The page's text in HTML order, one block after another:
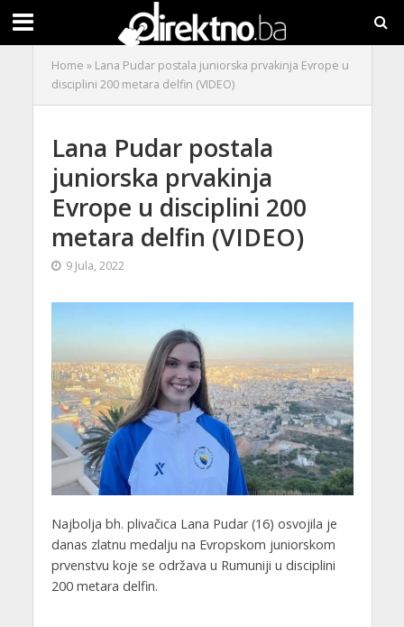
Home » Lana Pudar postala juniorska prvakinja Evrope u
disciplini 200 metara delfin (VIDEO)
Lana Pudar postala
juniorska prvakinja
Evrope u disciplini 200
metara delfin (VIDEO)
9 Jula, 2022
Najbolja bh. plivačica Lana Pudar (16) osvojila je
danas zlatnu medalju na Evropskom juniorskom
prvenstvu koje se održava u Rumuniji u disciplini
200 metara delfin.